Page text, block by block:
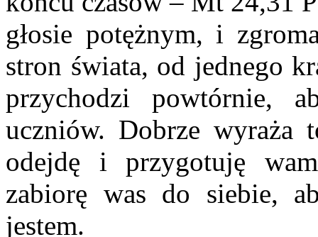
głosie potężnym, i
stron świata, od jednego
przychodzi powtórnie,
uczniów. Dobrze
odejdę i przygotuję
zabiorę was do siebie,
jestem.